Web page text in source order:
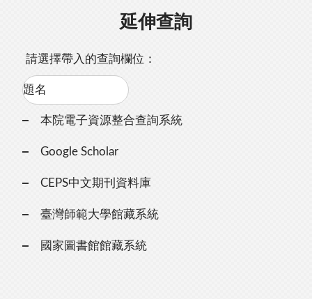
延伸查詢
請選擇帶入的查詢欄位：
本院電子資源整合查詢系統
Google Scholar
CEPS中文期刊資料庫
臺灣師範大學館藏系統
國家圖書館館藏系統